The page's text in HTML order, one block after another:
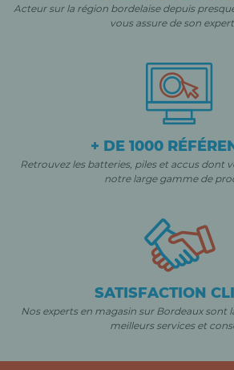
Acteur sur la région bordelaise depuis
vous assure de son
+ DE 1000
Retrouvez les batteries, piles et accus dont
notre large gamme de
SATISFACTION
Nos experts en magasin sur Bordeaux sont
meilleurs services et